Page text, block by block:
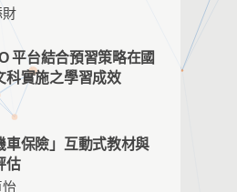
財
平台結合預習策略在國
科實施之學習成效
車保險」互動式教材與
估
怡